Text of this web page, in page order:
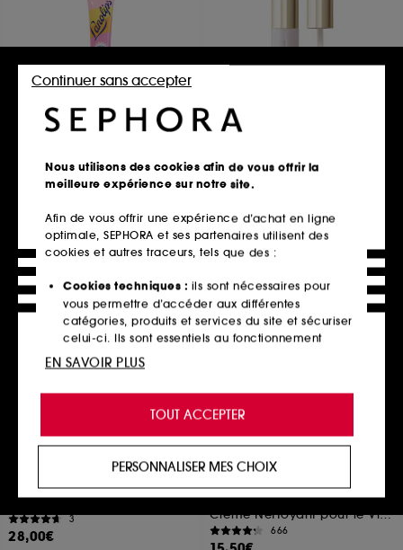
LANOLIPS
Sun Balm SPF 30 Tropical
16,00€
Ajouter au panier
WESTMAN ATELIER
Sérum Complexe Anti-Pores
135,00€
900,00€ /100ml
Ajouter au panier
Clearer Skin Starts Here
Coffret Soin Anti-Imperfection
3
28,00€
Clean at Sephora
THE ORDINARY
Crème Nettoyante aux
Glycolipides
Crème Nettoyant pour le Visage
666
Exclu
Nous utilisons des cookies afin de vous offrir la
meilleure expérience sur notre site.
Afin de vous offrir une expérience d’achat en ligne
optimale, SEPHORA et ses partenaires utilisent des
cookies et autres traceurs, tels que des :
Cookies techniques : ils sont nécessaires pour
vous permettre d’accéder aux différentes
catégories, produits et services du site et sécuriser
celui-ci. Ils sont essentiels au fonctionnement
technique du site et ne peuvent être désactivés.
de vous offrir une expérience enrichie et
personnalisée en vous recommandant des
produits, des services et des contenus qui
proposer des offres promotionnelles adaptées à
votre profil.
Cookies réseaux sociaux et publicité : ils sont
utilisés pour vous présenter du contenu susceptible
TOUT ACCEPTER
Continuer sans accepter
PERSONNALISER MES CHOIX
EN SAVOIR PLUS